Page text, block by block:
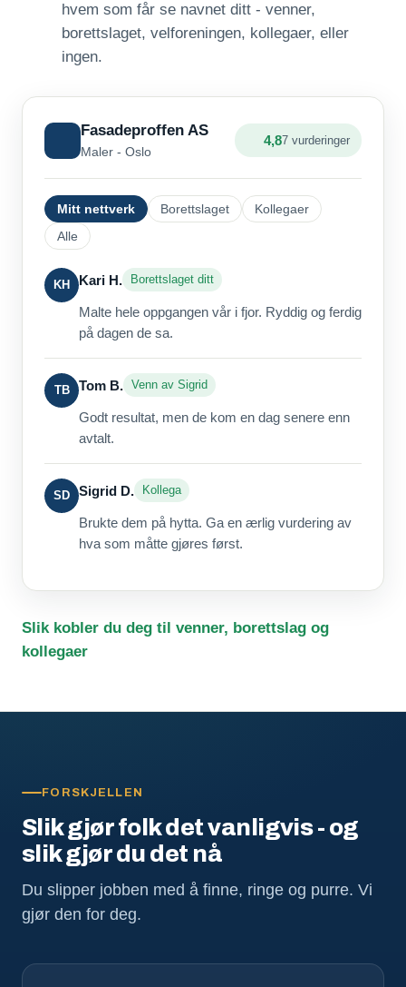
hvem som får se navnet ditt - venner,
borettslaget, velforeningen, kollegaer, eller
ingen.
Fasadeproffen AS
Maler - Oslo
4,87 vurderinger
Mitt nettverk Borettslaget
Kollegaer
Alle
KH Kari H. Borettslaget ditt
Malte hele oppgangen vår i fjor. Ryddig og ferdig
på dagen de sa.
TB Tom B. Venn av Sigrid
Godt resultat, men de kom en dag senere enn
avtalt.
SD Sigrid D. Kollega
Brukte dem på hytta. Ga en ærlig vurdering av
hva som måtte gjøres først.
Slik kobler du deg til venner, borettslag og
kollegaer
FORSKJELLEN
Slik gjør folk det vanligvis - og
slik gjør du det nå
Du slipper jobben med å finne, ringe og purre. Vi
gjør den for deg.